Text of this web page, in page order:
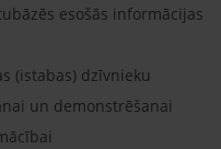
esošās informācijas
(istabas) dzīvnieku
un demonstrēšanai